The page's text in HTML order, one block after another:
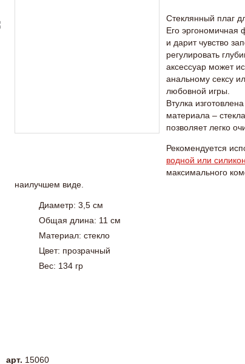
Стеклянный плаг
Его эргономичная
и дарит чувство
регулировать
аксессуар может
анальному сексу
любовной игры.
Втулка
материала –
позволяет легко
Рекомендуется
водной или
максимального
наилучшем виде.
Диаметр: 3,5 см
Общая длина: 11 см
Материал: стекло
Цвет: прозрачный
Вес: 134 гр
арт. 15060